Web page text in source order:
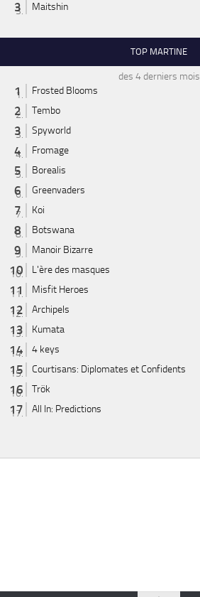
Maitshin
TOP MARTINE
des 4 derniers mois
Frosted Blooms
Tembo
Spyworld
Fromage
Borealis
Greenvaders
Koi
Botswana
Manoir Bizarre
L'ère des masques
Misfit Heroes
Archipels
Kumata
4 keys
Courtisans: Diplomates et Confidents
Trök
All In: Predictions